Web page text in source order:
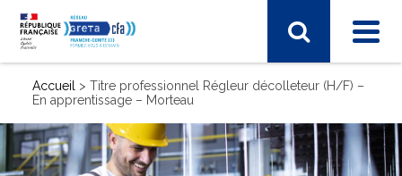
SECTEUR D'ACTIVITÉ
Accueil > Titre professionnel Régleur décolleteur (H/F) –
En apprentissage – Morteau